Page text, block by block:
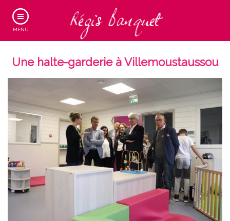
MENU
Une halte-garderie à Villemoustaussou